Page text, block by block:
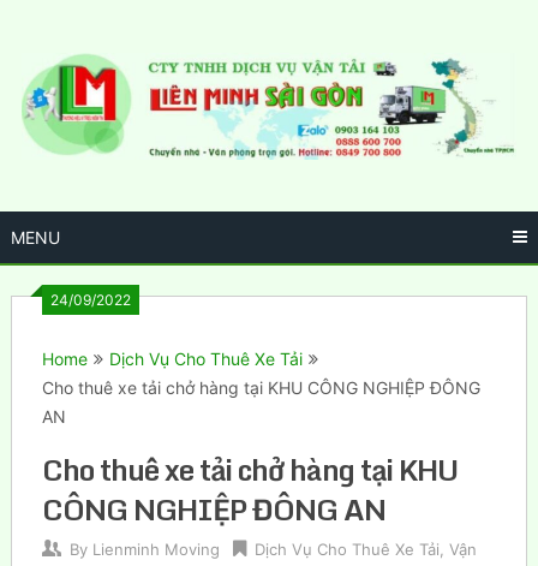
content
MENU
24/09/2022
Home
Dịch Vụ Cho Thuê Xe Tải
Cho thuê xe tải chở hàng tại KHU CÔNG NGHIỆP ĐÔNG
AN
Cho thuê xe tải chở hàng tại KHU
CÔNG NGHIỆP ĐÔNG AN
By Lienminh Moving Dịch Vụ Cho Thuê Xe Tải Vận